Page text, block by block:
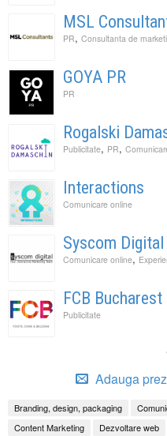
MSL
PR, Consultanta de
GOYA PR
PR
Rogalski
Publicitate, PR,
Interactions
Comunicare online
Syscom Digital
Comunicare online,
FCB Bucharest
Publicitate
Adauga
Branding, design, packaging
Content Marketing
Dezvoltare web